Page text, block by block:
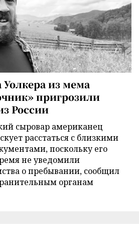
из мема
пригрозили
России
сыровар американец
расстаться с близкими
поскольку его
не уведомили
о пребывании, сообщил
органам